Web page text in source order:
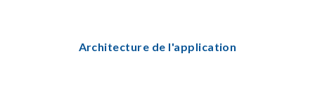
Architecture de l'application